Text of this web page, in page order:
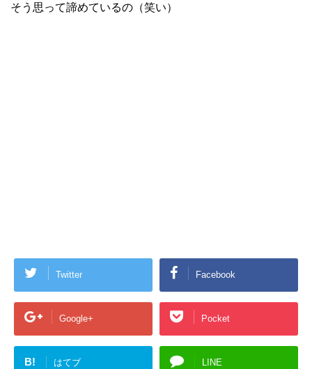
そう思って諦めているの（笑い）
Twitter Facebook
Google+ Pocket
B! はてブ LINE